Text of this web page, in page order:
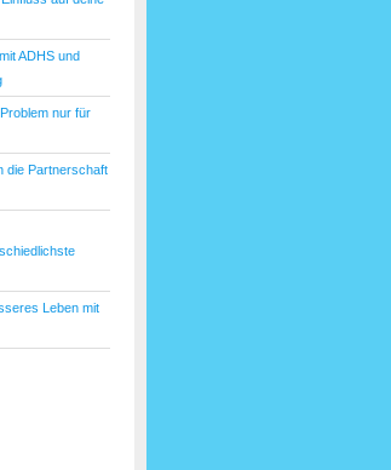
ADHS und
nur für
die Partnerschaft
Leben mit